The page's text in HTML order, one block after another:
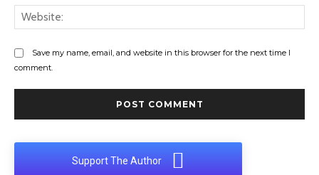
Save my name, email, and website in this browser for the next time I
comment.
Support The Author